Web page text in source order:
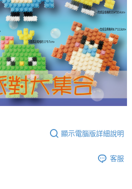
顯示電腦版詳細說明
客服